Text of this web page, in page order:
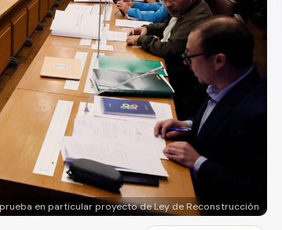
en particular proyecto de Ley de Reconstrucción